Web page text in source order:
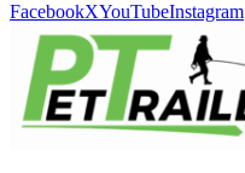
FacebookXYouTubeInstagram